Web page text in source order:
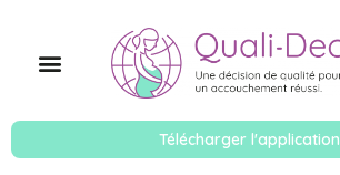
Télécharger l'application